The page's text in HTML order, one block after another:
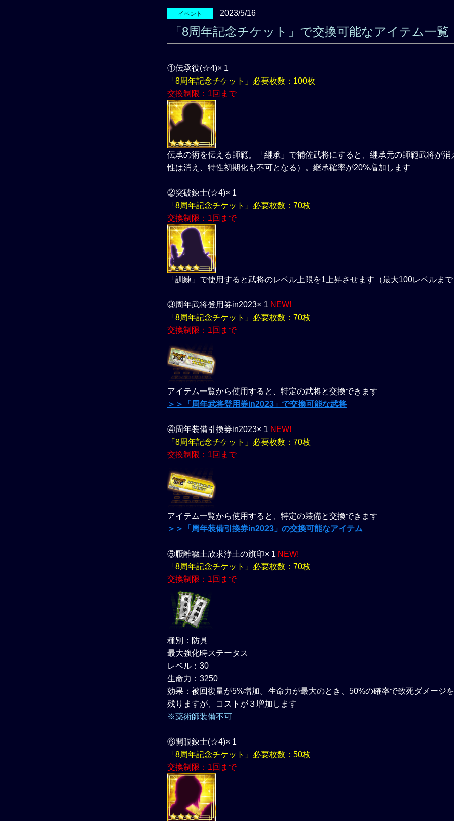
イベント 2023/5/16
「8周年記念チケット」で交換可能なアイテム一覧
①伝承役(☆4)× 1
「8周年記念チケット」必要枚数：100枚
交換制限：1回まで
伝承の術を伝える師範。「継承」で補佐武将にすると、継承元の師範武将が消
性は消え、特性初期化も不可となる）。継承確率が20%増加します
②突破錬士(☆4)× 1
「8周年記念チケット」必要枚数：70枚
交換制限：1回まで
「訓練」で使用すると武将のレベル上限を1上昇させます（最大100レベルま
③周年武将登用券in2023× 1 NEW!
「8周年記念チケット」必要枚数：70枚
交換制限：1回まで
アイテム一覧から使用すると、特定の武将と交換できます
＞＞「周年武将登用券in2023」で交換可能な武将
④周年装備引換券in2023× 1 NEW!
「8周年記念チケット」必要枚数：70枚
交換制限：1回まで
アイテム一覧から使用すると、特定の装備と交換できます
＞＞「周年装備引換券in2023」の交換可能なアイテム
⑤厭離穢土欣求浄土の旗印× 1 NEW!
「8周年記念チケット」必要枚数：70枚
交換制限：1回まで
種別：防具
最大強化時ステータス
レベル：30
生命力：3250
効果：被回復量が5%増加。生命力が最大のとき、50%の確率で致死ダメージ
残りますが、コストが３増加します
※薬術師装備不可
⑥開眼錬士(☆4)× 1
「8周年記念チケット」必要枚数：50枚
交換制限：1回まで